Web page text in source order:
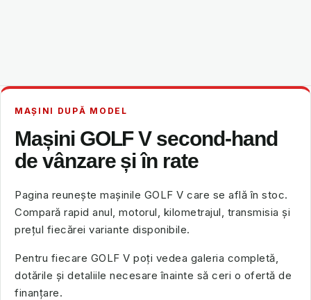
MAȘINI DUPĂ MODEL
Mașini GOLF V second-hand
de vânzare și în rate
Pagina reunește mașinile GOLF V care se află în stoc.
Compară rapid anul, motorul, kilometrajul, transmisia și
prețul fiecărei variante disponibile.
Pentru fiecare GOLF V poți vedea galeria completă,
dotările și detaliile necesare înainte să ceri o ofertă de
finanțare.